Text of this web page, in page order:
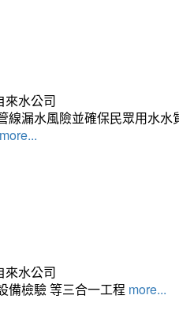
來水公司
線漏水風險並確保民眾用水
more...
來水公司
備檢驗 等三合一工程 more...